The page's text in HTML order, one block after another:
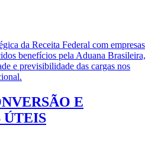
da Receita Federal com empresas
benefícios pela Aduana Brasileira,
e previsibilidade das cargas nos
E
ÚTEIS